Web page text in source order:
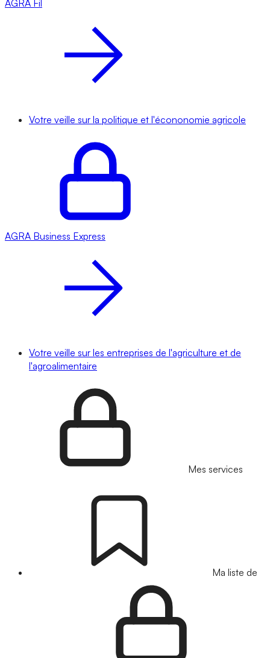
AGRA Fil
Votre veille sur la politique et l'écononomie agricole
AGRA Business Express
Votre veille sur les entreprises de l'agriculture et de
l'agroalimentaire
Mes services
Ma liste de